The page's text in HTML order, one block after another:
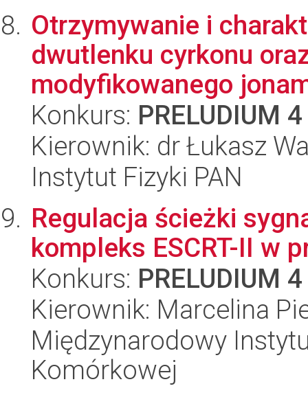
Otrzymywanie i
dwutlenku cyrkonu
modyfikowanego
Konkurs: PRELUDIUM 4
Kierownik: dr Łukasz
Instytut Fizyki PAN
Regulacja ścieżki
kompleks ESCRT-II w
Konkurs: PRELUDIUM 4
Kierownik: Marcelina
Międzynarodowy
Komórkowej